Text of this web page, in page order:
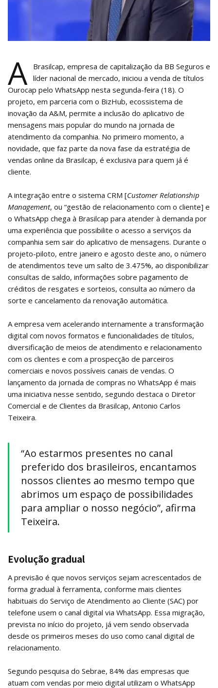
A
Brasilcap, empresa de capitalização da BB Seguros e
líder nacional de mercado, iniciou a venda de títulos
Ourocap pelo WhatsApp nesta segunda-feira (18). O
projeto, em parceria com o BizHub, ecossistema de
inovação da A&M, permite a inclusão do aplicativo de
mensagens mais popular do mundo na jornada de
atendimento da companhia. No primeiro momento, a
novidade, que faz parte da nova fase da estratégia de
vendas online da Brasilcap, é exclusiva para quem já é
cliente.
A integração entre o sistema CRM [Customer Relationship
Management, ou “gestão de relacionamento com o cliente] e
o WhatsApp chega à Brasilcap para atender à demanda por
uma experiência que possibilite o acesso a serviços da
companhia sem sair do aplicativo de mensagens. Durante o
projeto-piloto, entre janeiro e agosto deste ano, o número
de atendimentos teve um salto de 3.475%, ao disponibilizar
consultas de saldo, informações sobre pagamento de
créditos de resgates e sorteios, consulta ao número da
sorte e cancelamento da renovação automática.
A empresa vem acelerando internamente a transformação
digital com novos formatos e funcionalidades de títulos,
diversificação de meios de atendimento e relacionamento
com os clientes e com a prospecção de parceiros
comerciais e novos possíveis canais de vendas. O
lançamento da jornada de compras no WhatsApp é mais
uma iniciativa nesse sentido, segundo destaca o Diretor
Comercial e de Clientes da Brasilcap, Antonio Carlos
Teixeira.
“Ao estarmos presentes no canal
preferido dos brasileiros, encantamos
nossos clientes ao mesmo tempo que
abrimos um espaço de possibilidades
para ampliar o nosso negócio”, afirma
Teixeira.
Evolução gradual
A previsão é que novos serviços sejam acrescentados de
forma gradual à ferramenta, conforme mais clientes
habituais do Serviço de Atendimento ao Cliente (SAC) por
telefone usem o canal digital via WhatsApp. Essa migração,
prevista no início do projeto, já vem sendo observada
desde os primeiros meses do uso como canal digital de
relacionamento.
Segundo pesquisa do Sebrae, 84% das empresas que
atuam com vendas por meio digital utilizam o WhatsApp